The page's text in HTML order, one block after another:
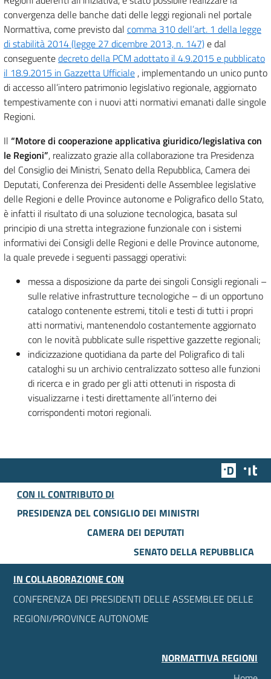
convergenza delle banche dati delle leggi regionali nel portale
Normattiva, come previsto dal comma 310 dell’art. 1 della legge
di stabilità 2014 (legge 27 dicembre 2013, n. 147)e dal
conseguentedecreto della PCM adottato il 4.9.2015 e pubblicato
il 18.9.2015 in Gazzetta Ufficiale , implementando un unico punto
di accesso all’intero patrimonio legislativo regionale, aggiornato
tempestivamente con i nuovi atti normativi emanati dalle singole
Regioni.
Il “Motore di cooperazione applicativa giuridico/legislativa con
le Regioni”, realizzato grazie alla collaborazione tra Presidenza
del Consiglio dei Ministri, Senato della Repubblica, Camera dei
Deputati, Conferenza dei Presidenti delle Assemblee legislative
delle Regioni e delle Province autonome e Poligrafico dello Stato,
è infatti il risultato di una soluzione tecnologica, basata sul
principio di una stretta integrazione funzionale con i sistemi
informativi dei Consigli delle Regioni e delle Province autonome,
la quale prevede i seguenti passaggi operativi:
messa a disposizione da parte dei singoli Consigli regionali –
sulle relative infrastrutture tecnologiche – di un opportuno
catalogo contenente estremi, titoli e testi di tutti i propri
atti normativi, mantenendolo costantemente aggiornato
con le novità pubblicate sulle rispettive gazzette regionali;
indicizzazione quotidiana da parte del Poligrafico di tali
cataloghi su un archivio centralizzato sotteso alle funzioni
di ricerca e in grado per gli atti ottenuti in risposta di
visualizzarne i testi direttamente all’interno dei
corrispondenti motori regionali.
Team
CON IL CONTRIBUTO DI
PRESIDENZA DEL CONSIGLIO DEI MINISTRI
CAMERA DEI DEPUTATI
SENATO DELLA REPUBBLICA
IN COLLABORAZIONE CON
CONFERENZA DEI PRESIDENTI DELLE ASSEMBLEE DELLE
REGIONI/PROVINCE AUTONOME
NORMATTIVA REGIONI